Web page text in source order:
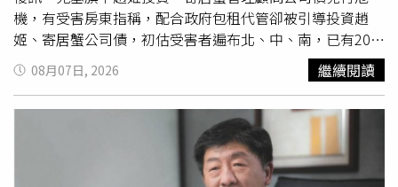
至於婚姻為何走到盡頭，綜合多方消息指出，並非因單一事
件導致，而是多年共同生活後逐漸累積差異。有熟識林文晴
的友人透露，夫妻在生活理念、家庭規劃及未來方向上慢慢
失去共識；另有知情人士表示，林文晴認為彭小刀多年來
「沒有特別作為」，未能帶給家庭更多改變與成長，長期累
積下來，彼此距離愈來愈遠，最後選擇和平分開，不過，相
關說法均未獲當事人證實。除了婚姻因素外，林家近年接連
遭逢重大變故，也備受外界關注。林文晴的異父異母哥哥徐
機，有受害房東指稱，配合政府包租代管卻被引導投資趙
姬、寄居蟹公司債，初估受害者遍布北、中、南，已有200
多位投資人組成自救會傳出李建成今天原定在中南部與投資
人當面協商債務事宜，但投資人陸續接到取消協商的通知，
進一步了解才知道李建成遭檢調帶走，協商會還沒開成就臨
時喊卡。北檢對此證實，檢察官偵辦兆基屋管股份有限公
司、趙姬投資股份有限公司負責人涉嫌侵占、背信等案件，
於7日指揮北機站持搜索票前往李建成、林佑任的住家及兆
08月07日, 2026 繼續閱讀